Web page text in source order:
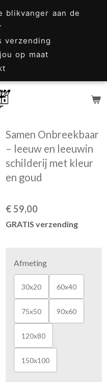
blikvanger aan de
verzending
op maat
Samen Onbreekbaar
– leeuw en leeuwin
schilderij met kleur
en goud
€ 59,00
GRATIS verzending
Afmeting
30x20 60x40
75x50 90x60
120x80
150x100